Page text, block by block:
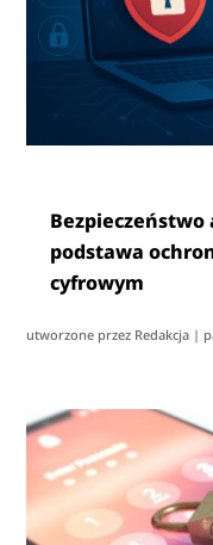
podstawa
cyfrowym
utworzone przez Redakcja |